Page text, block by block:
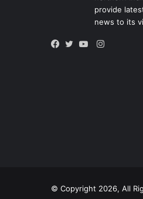
provide
news to its
Instagram
© Copyright 2026, All